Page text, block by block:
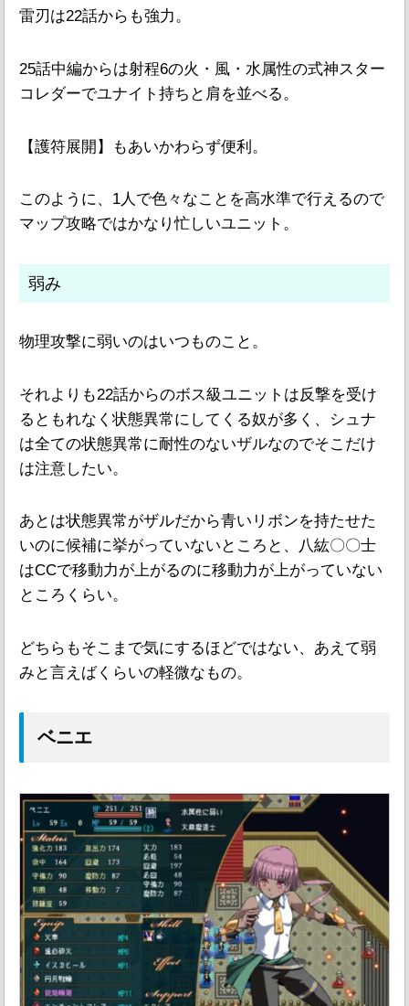
雷刃は22話からも強力。
25話中編からは射程6の火・風・水属性の式神スター
コレダーでユナイト持ちと肩を並べる。
【護符展開】もあいかわらず便利。
このように、1人で色々なことを高水準で行えるので
マップ攻略ではかなり忙しいユニット。
弱み
物理攻撃に弱いのはいつものこと。
それよりも22話からのボス級ユニットは反撃を受け
るともれなく状態異常にしてくる奴が多く、シュナ
は全ての状態異常に耐性のないザルなのでそこだけ
は注意したい。
あとは状態異常がザルだから青いリボンを持たせた
いのに候補に挙がっていないところと、八紘〇〇士
はCCで移動力が上がるのに移動力が上がっていない
ところくらい。
どちらもそこまで気にするほどではない、あえて弱
みと言えばくらいの軽微なもの。
ベニエ